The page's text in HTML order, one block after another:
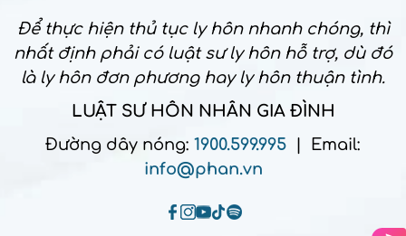
Để thực hiện thủ tục ly hôn nhanh chóng, thì
nhất định phải có luật sư ly hôn hỗ trợ, dù đó
là ly hôn đơn phương hay ly hôn thuận tình.
LUẬT SƯ HÔN NHÂN GIA ĐÌNH
Đường dây nóng: 1900.599.995 | Email:
info@phan.vn